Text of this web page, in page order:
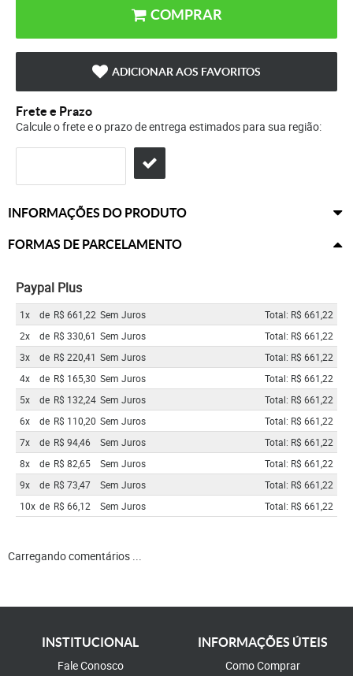
COMPRAR
ADICIONAR AOS FAVORITOS
Frete e Prazo
Calcule o frete e o prazo de entrega estimados para sua região:
INFORMAÇÕES DO PRODUTO
FORMAS DE PARCELAMENTO
Paypal Plus
1x de R$ 661,22 Sem Juros
Total: R$ 661,22
2x
de R$ 330,61 Sem Juros
Total: R$ 661,22
3x
de R$ 220,41 Sem Juros
Total: R$ 661,22
4x
de R$ 165,30 Sem Juros
Total: R$ 661,22
5x
de R$ 132,24 Sem Juros
Total: R$ 661,22
6x
de R$ 110,20 Sem Juros
Total: R$ 661,22
7x
de R$ 94,46 Sem Juros
Total: R$ 661,22
8x
de R$ 82,65 Sem Juros
Total: R$ 661,22
9x
de R$ 73,47 Sem Juros
Total: R$ 661,22
10x de R$ 66,12 Sem Juros Total: R$ 661,22
Carregando comentários ...
INSTITUCIONAL
Fale Conosco
INFORMAÇÕES ÚTEIS
Como Comprar